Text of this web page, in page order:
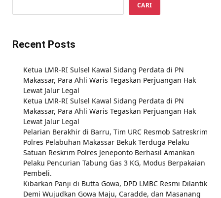
CARI
Recent Posts
Ketua LMR-RI Sulsel Kawal Sidang Perdata di PN
Makassar, Para Ahli Waris Tegaskan Perjuangan Hak
Lewat Jalur Legal
Ketua LMR-RI Sulsel Kawal Sidang Perdata di PN
Makassar, Para Ahli Waris Tegaskan Perjuangan Hak
Lewat Jalur Legal
Pelarian Berakhir di Barru, Tim URC Resmob Satreskrim
Polres Pelabuhan Makassar Bekuk Terduga Pelaku
Satuan Reskrim Polres Jeneponto Berhasil Amankan
Pelaku Pencurian Tabung Gas 3 KG, Modus Berpakaian
Pembeli.
Kibarkan Panji di Butta Gowa, DPD LMBC Resmi Dilantik
Demi Wujudkan Gowa Maju, Caradde, dan Masanang